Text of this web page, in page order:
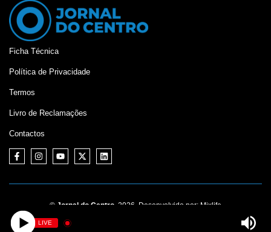
Ficha Técnica
Política de Privacidade
Termos
Livro de Reclamações
Contactos
© Jornal do Centro, 2026. Desenvolvido por: Mixlife
LIVE